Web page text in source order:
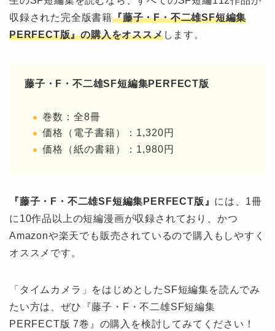
収録された完全版書籍『藤子・F・不二雄SF短編集
PERFECT版』の購入をオススメします。
藤子・F・不二雄SF短編集PERFECT版
巻数：全8冊
価格（電子書籍）：1,320円
価格（紙の書籍）：1,980円
『藤子・F・不二雄SF短編集PERFECT版』 には、1冊
に10作品以上の短編漫画が収録されており、かつ
Amazonや楽天でも販売されているので購入もしやすく
オススメです。
「タイムカメラ」をはじめとしたSF短編集を読んでみ
たい方は、ぜひ『藤子・F・不二雄SF短編集
PERFECT版 7巻』の購入を検討してみてください！